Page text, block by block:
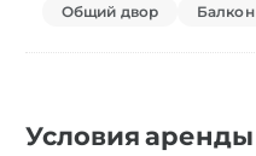
Общий двор Балкон
Условия аренды